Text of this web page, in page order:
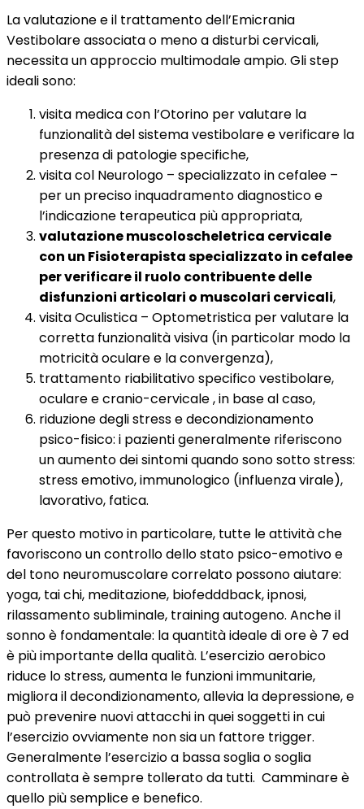
La valutazione e il trattamento dell’Emicrania
Vestibolare associata o meno a disturbi cervicali,
necessita un approccio multimodale ampio. Gli step
ideali sono:
visita medica con l’Otorino per valutare la
funzionalità del sistema vestibolare e verificare la
presenza di patologie specifiche,
visita col Neurologo – specializzato in cefalee –
per un preciso inquadramento diagnostico e
l’indicazione terapeutica più appropriata,
valutazione muscoloscheletrica cervicale
con un Fisioterapista specializzato in cefalee
per verificare il ruolo contribuente delle
disfunzioni articolari o muscolari cervicali,
visita Oculistica – Optometristica per valutare la
corretta funzionalità visiva (in particolar modo la
motricità oculare e la convergenza),
trattamento riabilitativo specifico vestibolare,
oculare e cranio-cervicale , in base al caso,
riduzione degli stress e decondizionamento
psico-fisico: i pazienti generalmente riferiscono
un aumento dei sintomi quando sono sotto stress:
stress emotivo, immunologico (influenza virale),
lavorativo, fatica.
Per questo motivo in particolare, tutte le attività che
favoriscono un controllo dello stato psico-emotivo e
del tono neuromuscolare correlato possono aiutare:
yoga, tai chi, meditazione, biofedddback, ipnosi,
rilassamento subliminale, training autogeno. Anche il
sonno è fondamentale: la quantità ideale di ore è 7 ed
è più importante della qualità. L’esercizio aerobico
riduce lo stress, aumenta le funzioni immunitarie,
migliora il decondizionamento, allevia la depressione, e
può prevenire nuovi attacchi in quei soggetti in cui
l’esercizio ovviamente non sia un fattore trigger.
Generalmente l’esercizio a bassa soglia o soglia
controllata è sempre tollerato da tutti. Camminare è
quello più semplice e benefico.